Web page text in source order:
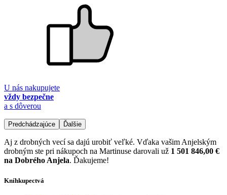
U nás nakupujete
vždy bezpečne
a s dôverou
Predchádzajúce Ďalšie
Aj z drobných vecí sa dajú urobiť veľké. Vďaka vašim Anjelským
drobným ste pri nákupoch na Martinuse darovali už 1 501 846,00 €
na Dobrého Anjela. Ďakujeme!
Kníhkupectvá